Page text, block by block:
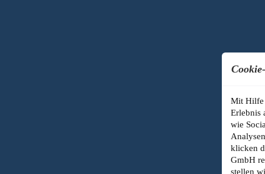
Mit Hilfe
Erlebnis
wie
klicken
GmbH
stellen